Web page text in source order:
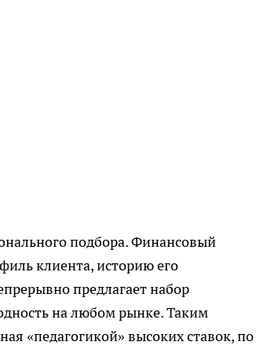
подбора. Финансовый
клиента, историю его
предлагает набор
на любом рынке. Таким
«педагогикой» высоких ставок, по